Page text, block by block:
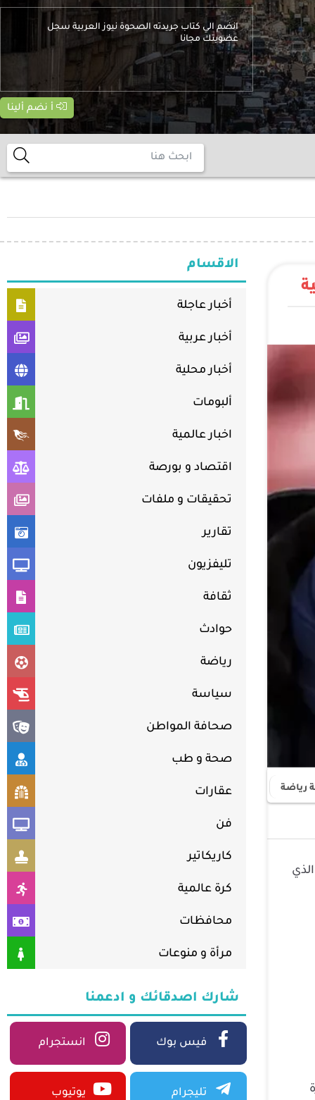
انضم الي كتاب جريدته الصحوة نيوز العربية سجل
عضويتك مجانا
أ نضم ألينا
رياضة
الاقسام
أخبار عاجلة
أخبار عربية
أخبار محلية
ألبومات
اخبار عالمية
اقتصاد و بورصة
تحقيقات و ملفات
تقارير
تليفزيون
ثقافة
حوادث
رياضة
سياسة
صحافة المواطن
صحة و طب
عقارات
فن
كاريكاتير
كرة عالمية
محافظات
مرأة و منوعات
شارك اصدقائك و ادعمنا
فيس بوك انستجرام
تليجرام يوتيوب